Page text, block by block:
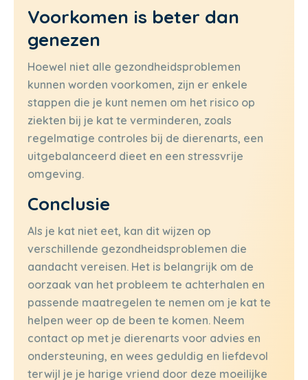
Voorkomen is beter dan
genezen
Hoewel niet alle gezondheidsproblemen
kunnen worden voorkomen, zijn er enkele
stappen die je kunt nemen om het risico op
ziekten bij je kat te verminderen, zoals
regelmatige controles bij de dierenarts, een
uitgebalanceerd dieet en een stressvrije
omgeving.
Conclusie
Als je kat niet eet, kan dit wijzen op
verschillende gezondheidsproblemen die
aandacht vereisen. Het is belangrijk om de
oorzaak van het probleem te achterhalen en
passende maatregelen te nemen om je kat te
helpen weer op de been te komen. Neem
contact op met je dierenarts voor advies en
ondersteuning, en wees geduldig en liefdevol
terwijl je je harige vriend door deze moeilijke